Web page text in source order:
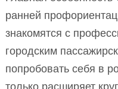
ранней
знакомятся с
городским
попробовать себя в
только расширяет